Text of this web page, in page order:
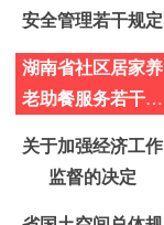
安全管理若干规定
湖南省社区居家养
老助餐服务若干规
关于加强经济工作
监督的决定